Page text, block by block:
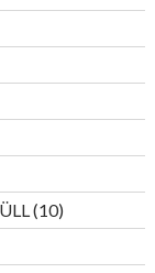
1010
Produkte